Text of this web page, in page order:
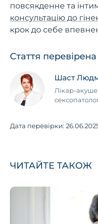
повсякденне та
консультацію до
крок до себе
Стаття
Шаст
Лікар-
Дата перевірки:
ЧИТАЙТЕ ТАКОЖ